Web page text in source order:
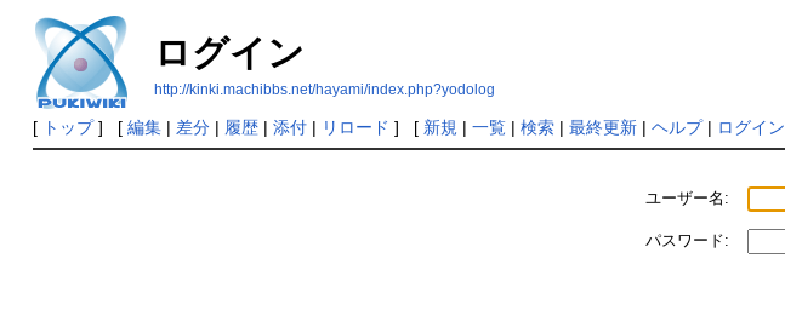
ログイン
http://kinki.machibbs.net/hayami/index.php?yodolog
[ トップ] [ 編集| 差分| 履歴| 添付| リロード ] [ 新規 | 一覧| 検索| 最終更新| ヘルプ| ログイン
ユーザー名:
パスワード: